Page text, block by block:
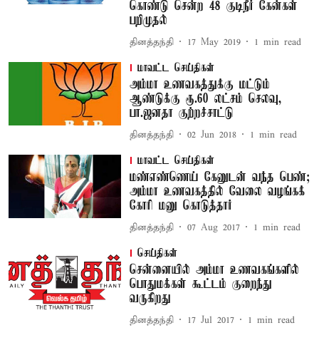
கொண்டு சென்ற 48 குடிநீர் கேன்கள்
பறிமுதல்
தினத்தந்தி 17 May 2019 1 min read
மாவட்ட செய்திகள்
அம்மா உணவகத்துக்கு மட்டும்
ஆண்டுக்கு ரூ.60 லட்சம் செலவு,
பா.ஜனதா குற்றச்சாட்டு
தினத்தந்தி 02 Jun 2018 1 min read
மாவட்ட செய்திகள்
மண்எண்ணெய் கேனுடன் வந்த பெண்;
அம்மா உணவகத்தில் வேலை வழங்கக்
கோரி மனு கொடுத்தார்
தினத்தந்தி 07 Aug 2017 1 min read
செய்திகள்
சென்னையில் அம்மா உணவகங்களில்
பொதுமக்கள் கூட்டம் குறைந்து
வருகிறது
தினத்தந்தி 17 Jul 2017 1 min read